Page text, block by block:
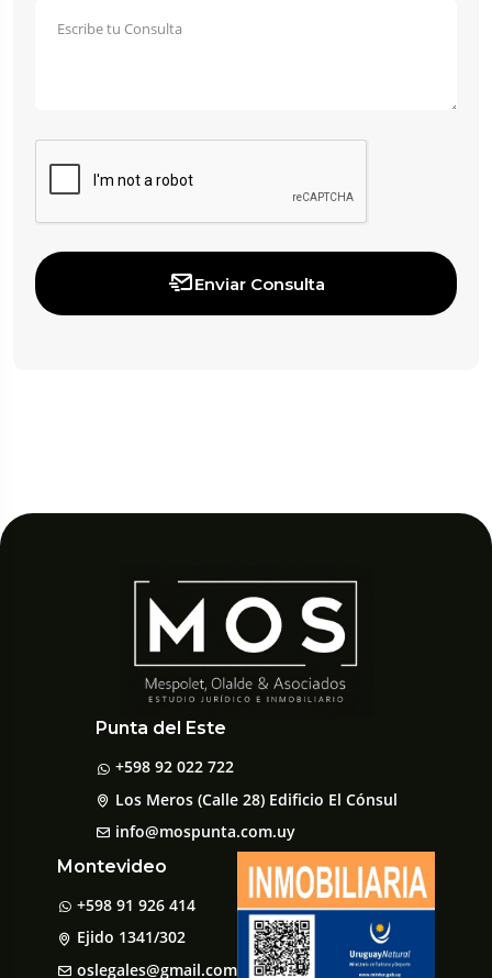
Enviar Consulta
Punta del Este
+598 92 022 722
Los Meros (Calle 28) Edificio El Cónsul
info@mospunta.com.uy
Montevideo
+598 91 926 414
Ejido 1341/302
oslegales@gmail.com